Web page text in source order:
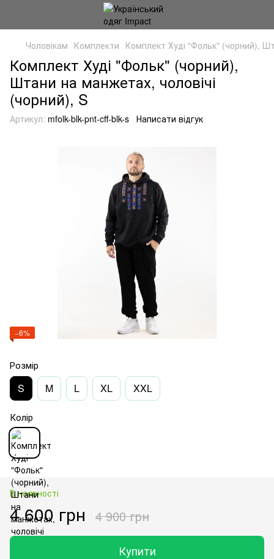
Чоловікам Комплекти Комплект Худі "Фольк" (чорний),
Комплект Худі "Фольк" (чорний),
Штани на манжетах, чоловічі
(чорний), S
Артикул: mfolk-blk-pnt-cff-blk-s Написати відгук
−6%
Розмір
S M L XL XXL
Колір
В наявності
4 600 грн 4 900 грн
Купити